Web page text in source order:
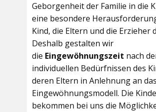
Geborgenheit der Familie in die
eine besondere
Kind, die Eltern und die Erzieher
Deshalb gestalten wir
die Eingewöhnungszeit nach
individuellen Bedürfnissen des
deren Eltern in Anlehnung an
Eingewöhnungsmodell. Die
bekommen bei uns die